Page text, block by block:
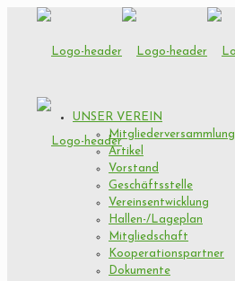
UNSER VEREIN
Mitgliederversammlung
Artikel
Vorstand
Geschäftsstelle
Vereinsentwicklung
Hallen-/Lageplan
Mitgliedschaft
Kooperationspartner
Dokumente